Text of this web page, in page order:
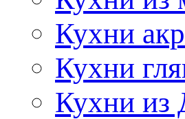
Кухни
Кухни
Кухни